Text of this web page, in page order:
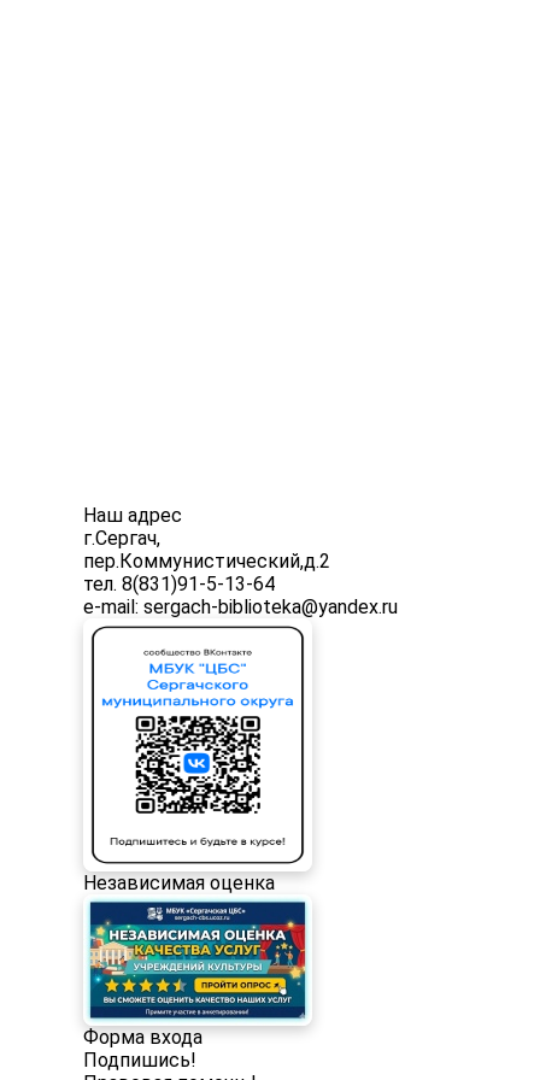
Наш адрес
г.Сергач,
пер.Коммунистический,д.2
тел. 8(831)91-5-13-64
e-mail: sergach-biblioteka@yandex.ru
Независимая оценка
Форма входа
Подпишись!